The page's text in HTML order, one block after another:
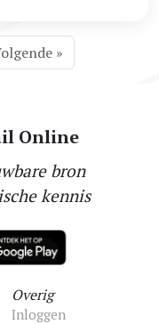
»
Online
bron
kennis
Overig
Inloggen